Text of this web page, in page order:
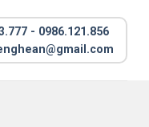
- 0986.121.856